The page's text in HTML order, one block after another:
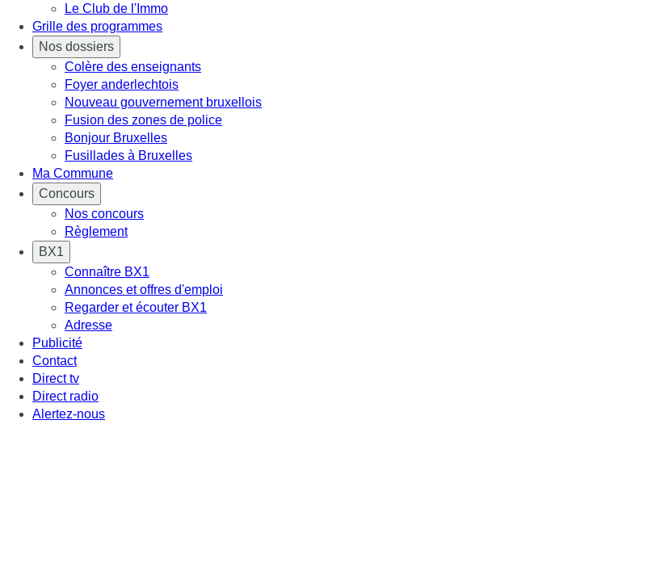
Le Club de l'Immo
Grille des programmes
Nos dossiers
Colère des enseignants
Foyer anderlechtois
Nouveau gouvernement bruxellois
Fusion des zones de police
Bonjour Bruxelles
Fusillades à Bruxelles
Ma Commune
Concours
Nos concours
Règlement
BX1
Connaître BX1
Annonces et offres d'emploi
Regarder et écouter BX1
Adresse
Publicité
Contact
Direct tv
Direct radio
Alertez-nous